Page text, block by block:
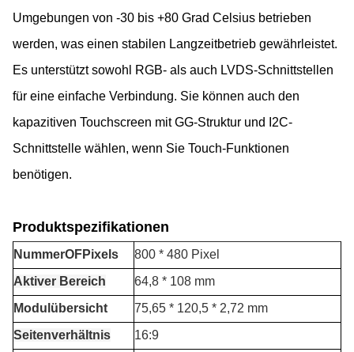
Umgebungen von -30 bis +80 Grad Celsius betrieben
werden, was einen stabilen Langzeitbetrieb gewährleistet.
Es unterstützt sowohl RGB- als auch LVDS-Schnittstellen
für eine einfache Verbindung. Sie können auch den
kapazitiven Touchscreen mit GG-Struktur und I2C-
Schnittstelle wählen, wenn Sie Touch-Funktionen
benötigen.
Produktspezifikationen
NummerOFPixels
800 * 480 Pixel
Aktiver Bereich
64,8 * 108 mm
Modulübersicht
75,65 * 120,5 * 2,72 mm
Seitenverhältnis
16:9